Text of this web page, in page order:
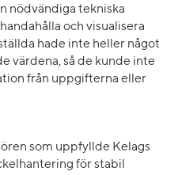
nödvändiga tekniska
och visualisera
hade inte heller något
värdena, så de kunde inte
från uppgifterna eller
som uppfyllde Kelags
för stabil